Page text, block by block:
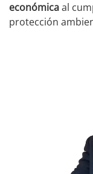
económicaal
protección